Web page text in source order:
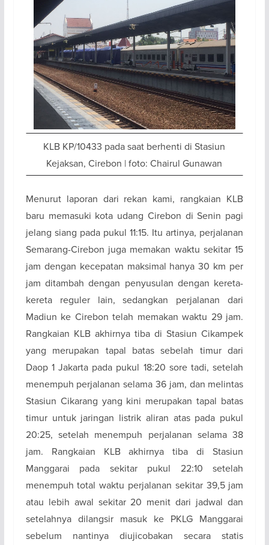
KLB KP/10433 pada saat berhenti di Stasiun
Kejaksan, Cirebon | foto: Chairul Gunawan
Menurut laporan dari rekan kami, rangkaian KLB
baru memasuki kota udang Cirebon di Senin pagi
jelang siang pada pukul 11:15. Itu artinya, perjalanan
Semarang-Cirebon juga memakan waktu sekitar 15
jam dengan kecepatan maksimal hanya 30 km per
jam ditambah dengan penyusulan dengan kereta-
kereta reguler lain, sedangkan perjalanan dari
Madiun ke Cirebon telah memakan waktu 29 jam.
Rangkaian KLB akhirnya tiba di Stasiun Cikampek
yang merupakan tapal batas sebelah timur dari
Daop 1 Jakarta pada pukul 18:20 sore tadi, setelah
menempuh perjalanan selama 36 jam, dan melintas
Stasiun Cikarang yang kini merupakan tapal batas
timur untuk jaringan listrik aliran atas pada pukul
20:25, setelah menempuh perjalanan selama 38
jam. Rangkaian KLB akhirnya tiba di Stasiun
Manggarai pada sekitar pukul 22:10 setelah
menempuh total waktu perjalanan sekitar 39,5 jam
atau lebih awal sekitar 20 menit dari jadwal dan
setelahnya dilangsir masuk ke PKLG Manggarai
sebelum nantinya diujicobakan secara statis